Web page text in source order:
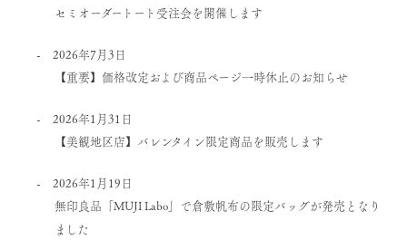
セミオーダートート受注会を開催します
2026年7月3日
【重要】価格改定および商品ページ一時休止のお知らせ
2026年1月31日
【美観地区店】バレンタイン限定商品を販売します
2026年1月19日
無印良品「MUJI Labo」で倉敷帆布の限定バッグが発売となり
ました